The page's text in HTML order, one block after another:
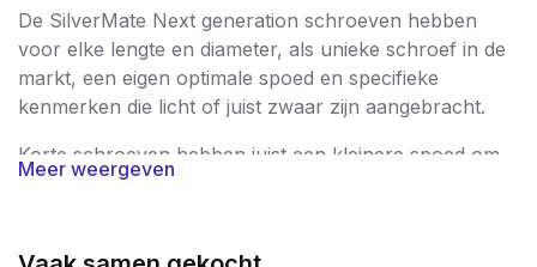
De SilverMate Next generation schroeven hebben
voor elke lengte en diameter, als unieke schroef in de
markt, een eigen optimale spoed en specifieke
kenmerken die licht of juist zwaar zijn aangebracht.
Korte schroeven hebben juist een kleinere spoed om
daarmee een hoge uittrekwaarde te bereiken. De
Meer weergeven